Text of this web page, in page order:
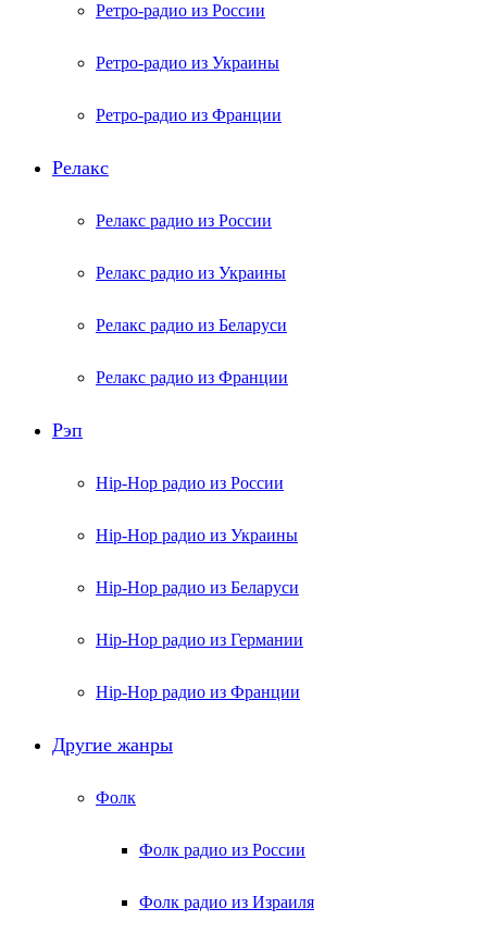
Ретро-радио из России
Ретро-радио из Украины
Ретро-радио из Франции
Релакс
Релакс радио из России
Релакс радио из Украины
Релакс радио из Беларуси
Релакс радио из Франции
Рэп
Hip-Hop радио из России
Hip-Hop радио из Украины
Hip-Hop радио из Беларуси
Hip-Hop радио из Германии
Hip-Hop радио из Франции
Другие жанры
Фолк
Фолк радио из России
Фолк радио из Израиля